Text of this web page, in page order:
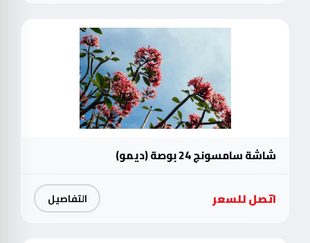
شاشة سامسونج 24 بوصة (ديمو)
اتصل للسعر التفاصيل